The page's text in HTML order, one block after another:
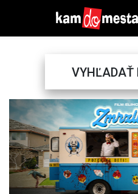
VYHĽADAŤ
Previous